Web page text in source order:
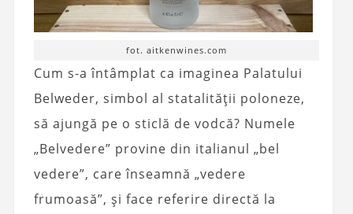
fot. aitkenwines.com
Cum s-a întâmplat ca imaginea Palatului
Belweder, simbol al statalității poloneze,
să ajungă pe o sticlă de vodcă? Numele
„Belvedere” provine din italianul „bel
vedere”, care înseamnă „vedere
frumoasă”, și face referire directă la